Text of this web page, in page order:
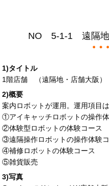
NO 5-1-1 遠隔地
1)タイトル
1階店舗 （遠隔地・店舗大阪）
2)概要
案内ロボットが運用。運用項目は
①アイキャッチロボットの操作
②体験型ロボットの体験コース
③遠隔操作ロボットの操作体験
④補修ロボットの体験コース
⑤雑貨販売
3)写真